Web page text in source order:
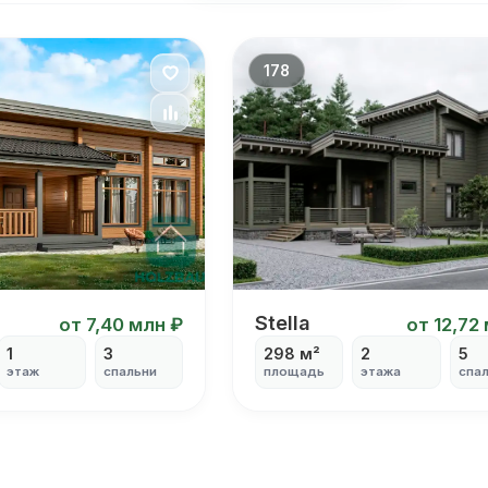
дома с односкатной крышей
от 7,40 млн ₽
1
этаж
3
спальни
178
Проект
Stella от
298 м²
площадь
2
этажа
5